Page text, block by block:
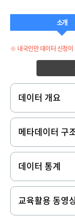
소개
※ 내국인만 데이터 신청이
데이터 개요
메타데이터 구
데이터 통계
교육활용 동영